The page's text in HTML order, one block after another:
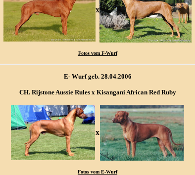
x
Fotos vom F-Wurf
E- Wurf geb. 28.04.2006
CH. Rijstone Aussie Rules x Kisangani African Red Ruby
x
Fotos vom E-Wurf